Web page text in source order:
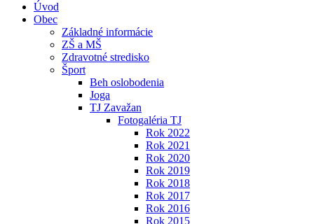
Úvod
Obec
Základné informácie
ZŠ a MŠ
Zdravotné stredisko
Šport
Beh oslobodenia
Joga
TJ Zavažan
Fotogaléria TJ
Rok 2022
Rok 2021
Rok 2020
Rok 2019
Rok 2018
Rok 2017
Rok 2016
Rok 2015